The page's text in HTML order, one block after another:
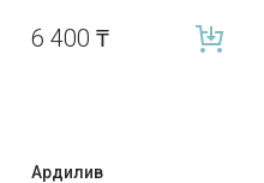
6 400 ₸
Ардилив